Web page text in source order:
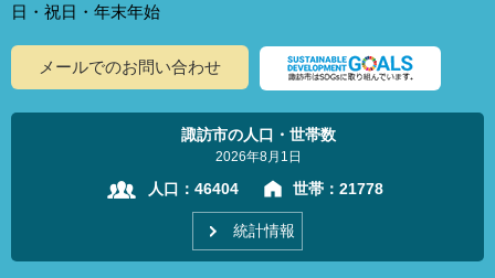
日・祝日・年末年始
メールでのお問い合わせ
諏訪市の人口・世帯数
2026年8月1日
人口： 46404 世帯： 21778
統計情報